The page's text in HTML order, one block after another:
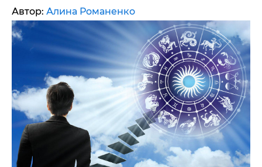
Автор: Алина Романенко